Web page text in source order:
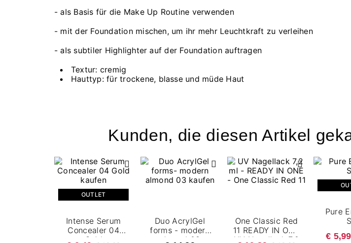
- als Basis für die Make Up Routine verwenden
- mit der Foundation mischen, um ihr mehr Leuchtkraft zu verleihen
- als subtiler Highlighter auf der Foundation auftragen
Textur: cremig
Hauttyp: für trockene, blasse und müde Haut
Kunden, die diesen Artikel
OUTLET
Intense Serum
Concealer 04
Gold
Duo AcrylGel
forms - modern
almond 03
One Classic Red
11 READY IN ONE
UV Nagellack 7,2
Pure
€ 5,99